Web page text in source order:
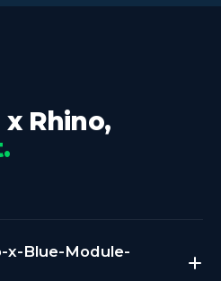
Rhino,
x-Blue-Module-